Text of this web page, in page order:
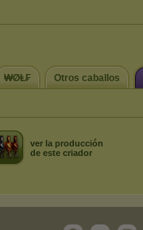
₩ØⱠ₣ Otros caballos
ver la producción
de este criador